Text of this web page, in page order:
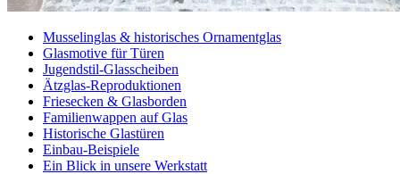
Musselinglas & historisches Ornamentglas
Glasmotive für Türen
Jugendstil-Glasscheiben
Ätzglas-Reproduktionen
Friesecken & Glasborden
Familienwappen auf Glas
Historische Glastüren
Einbau-Beispiele
Ein Blick in unsere Werkstatt